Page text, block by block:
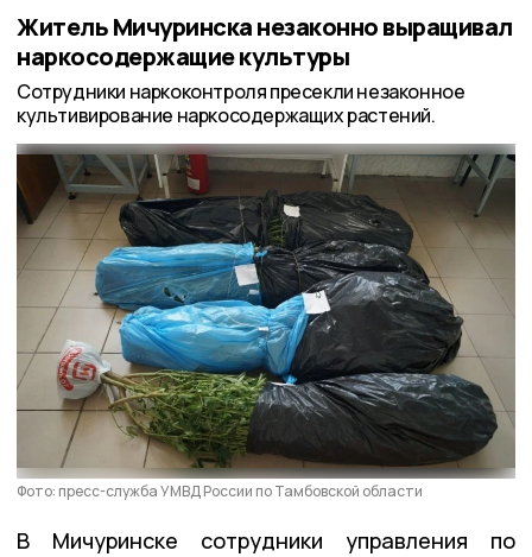
Житель Мичуринска незаконно выращивал
наркосодержащие культуры
Сотрудники наркоконтроля пресекли незаконное
культивирование наркосодержащих растений.
Фото: пресс-служба УМВД России по Тамбовской области
В Мичуринске сотрудники управления по